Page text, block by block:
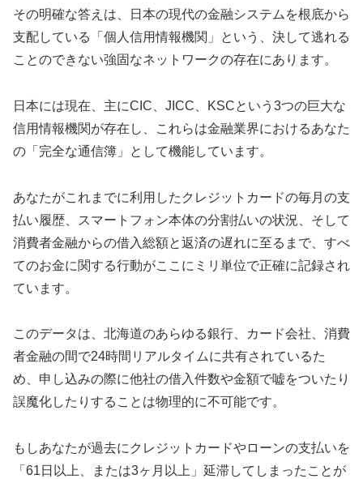
その明確な答えは、日本の現代の金融システムを根底から
支配している「個人信用情報機関」という、決して逃れる
ことのできない強固なネットワークの存在にあります。
日本には現在、主にCIC、JICC、KSCという3つの巨大な
信用情報機関が存在し、これらは金融業界におけるあなた
の「完全な通信簿」として機能しています。
あなたがこれまでに利用したクレジットカードの毎月の支
払い履歴、スマートフォン本体の分割払いの状況、そして
消費者金融からの借入総額と返済の遅れに至るまで、すべ
てのお金に関する行動がここにミリ単位で正確に記録され
ています。
このデータは、北海道のあらゆる銀行、カード会社、消費
者金融の間で24時間リアルタイムに共有されているた
め、申し込みの際に他社の借入件数や金額で嘘をついたり
誤魔化したりすることは物理的に不可能です。
もしあなたが過去にクレジットカードやローンの支払いを
「61日以上、または3ヶ月以上」延滞してしまったことが